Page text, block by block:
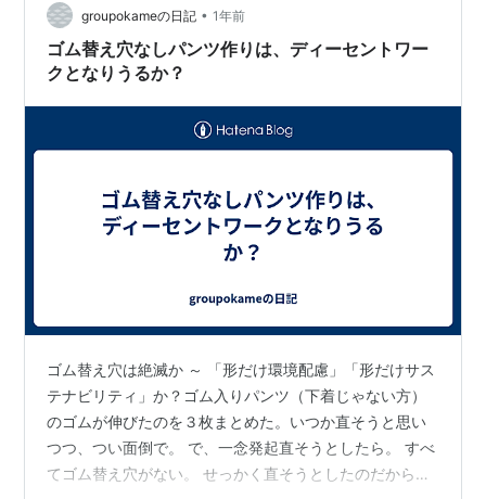
にも優しい。祖父が古い家具を手入れしながら大切に使
っていた姿を思い出します。 シェアで…
groupokameの日記 • 1年前
ゴム替え穴なしパンツ作りは、ディーセントワー
クとなりうるか？
ゴム替え穴は絶滅か ～ 「形だけ環境配慮」「形だけサス
テナビリティ」か？ゴム入りパンツ（下着じゃない方）
のゴムが伸びたのを３枚まとめた。いつか直そうと思い
つつ、つい面倒で。 で、一念発起直そうとしたら。 すべ
てゴム替え穴がない。 せっかく直そうとしたのだから